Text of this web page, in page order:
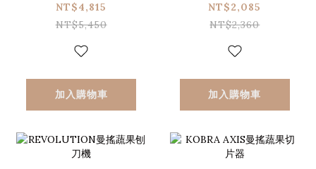
NT$4,815
NT$5,450
加入購物車
NT$2,085
NT$2,360
加入購物車